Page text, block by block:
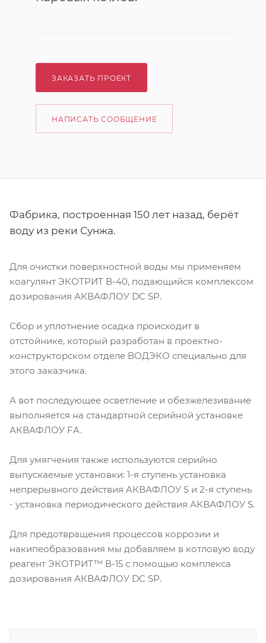
ЗАКАЗАТЬ ПРОЕКТ
НАПИСАТЬ СООБЩЕНИЕ
Фабрика, построенная 150 лет назад, берёт
воду из реки Сунжа.
Для очистки поверхностной воды мы применяем
коагулянт ЭКОТРИТ В-40, подающийся комплексом
дозирования АКВАФЛОУ DC SP.
Сбор и уплотнение осадка происходит в
отстойнике, который разработан в проектно-
конструкторском отделе ВОДЭКО специально для
этого заказчика.
А вот последующее осветление и обезжелезивание
выполняется на стандартной серийной установке
АКВАФЛОУ FA.
Для умягчения также используются серийно
выпускаемые установки: 1-я ступень установка
непрерывного действия АКВАФЛОУ S и 2-я ступень
- установка периодического действия АКВАФЛОУ S.
Для предотвращения процессов коррозии и
накипеобразования мы добавляем в котловую воду
реагент ЭКОТРИТ™ В-15 с помощью комплекса
дозирования АКВАФЛОУ DC SP.